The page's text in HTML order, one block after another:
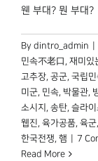
웬 부대? 뭔 부대?
By dintro_admin
민속不老口 , 재미있
고추장, 공군, 국립
미군, 민속, 박물관,
소시지 , 송탄, 슬라
웹진, 육가공품, 육군,
한국전쟁, 햄
7
Read More